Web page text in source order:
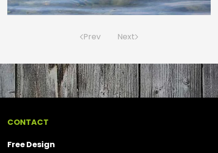
Prev Next
CONTACT
Free Design